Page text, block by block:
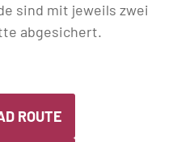
sind mit jeweils zwei
abgesichert.
ROUTE